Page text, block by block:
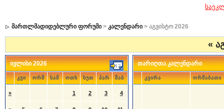
მართლმადიდებლური ფორუმი> კალენდარი> აგვისტო 2026
«
ივლისი 2026
კვი ორშ სამ ოთხ ხუთ პარ შაბ
» 1 2 3 4
თარიღთა კალენდარი
კვირა ორშაბათი